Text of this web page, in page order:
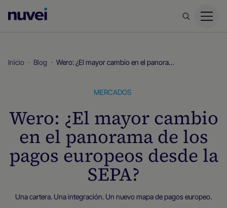
principal
Nuvei
Inicio Blog Wero: ¿El mayor cambio en el panorama de los pagos europeos desde la SEPA?
MERCADOS
Wero: ¿El mayor cambio
en el panorama de los
pagos europeos desde la
SEPA?
Una cartera. Una integración. Un nuevo mapa de pagos europeo.